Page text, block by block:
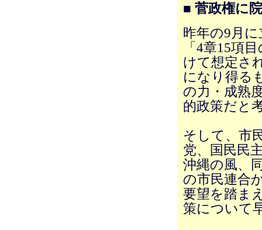
■ 菅政権に
昨年の9月
「4章15項
けて想定さ
になり得る
の力・成熟
的政策だと
そして、市
党、国民民
沖縄の風、
の市民連合
要望を踏ま
策について